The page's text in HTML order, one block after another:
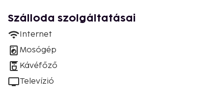
Szálloda szolgáltatásai
Internet
Mosógép
Kávéfőző
Televízió